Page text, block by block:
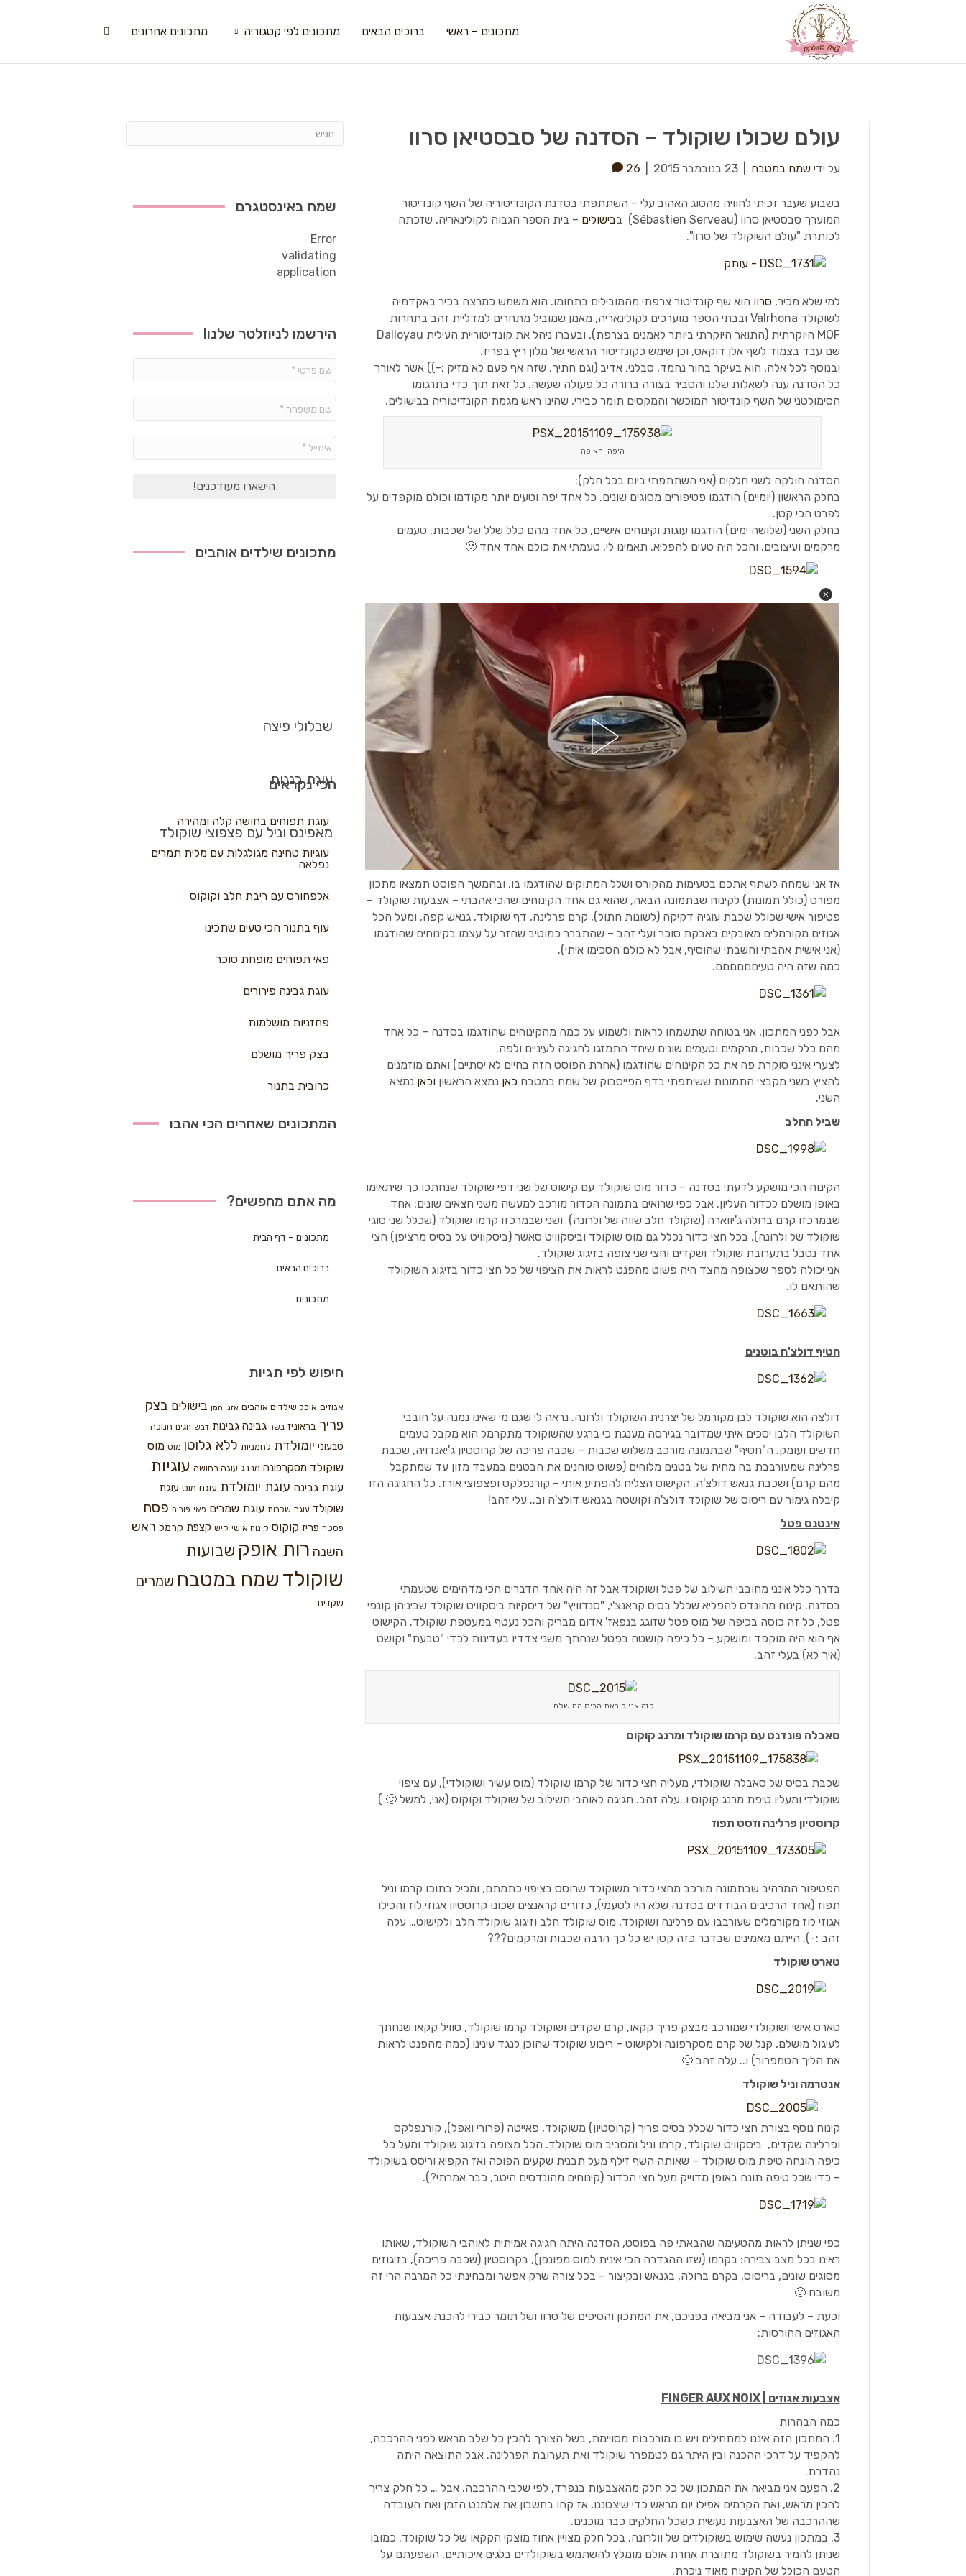
מתכונים – ראשי ברוכים הבאים מתכונים לפי קטגוריה מתכונים אחרונים
עולם שכולו שוקולד – הסדנה של סבסטיאן סרוו
על ידי שמח במטבח 23 בנובמבר 2015 26
בשבוע שעבר זכיתי לחוויה מהסוג האהוב עלי – השתתפתי בסדנת הקונדיטוריה של השף קונדיטור
המוערך סבסטיאן סרוו (Sébastien Serveau) ב
בישולים – בית הספר הגבוה לקולינאריה, שזכתה
לכותרת "עולם השוקולד של סרוו".
למי שלא מכיר, סרוו הוא שף קונדיטור צרפתי מהמובילים בתחומו. הוא משמש כמרצה בכיר באקדמיה
לשוקולד Valrhona ובבתי הספר מוערכים לקולינאריה, מאמן שמוביל מתחרים למדליית זהב בתחרות
MOF היוקרתית (התואר היוקרתי ביותר לאמנים בצרפת), ובעברו ניהל את קונדיטוריית העילית Dalloyau
שם עבד בצמוד לשף אלן דוקאס, וכן שימש כקונדיטור הראשי של מלון ריץ בפריז.
ובנוסף לכל אלה, הוא בעיקר בחור נחמד, סבלני, אדיב (וגם חתיך, שזה אף פעם לא מזיק ;-)) אשר לאורך
כל הסדנה ענה לשאלות שלנו והסביר בצורה ברורה כל פעולה שעשה. כל זאת תוך כדי בתרגומו
הסימולטני של השף קונדיטור המוכשר והמקסים תומר כבירי, שהינו ראש מגמת הקונדיטוריה בבישולים.
היפה והאופה
הסדנה חולקה לשני חלקים (אני השתתפתי ביום בכל חלק):
בחלק הראשון (יומיים) הודגמו פטיפורים מסוגים שונים. כל אחד יפה וטעים יותר מקודמו וכולם מוקפדים על
לפרט הכי קטן.
בחלק השני (שלושה ימים) הודגמו עוגות וקינוחים אישיים, כל אחד מהם כלל שלל של שכבות, טעמים
מרקמים ועיצובים. והכל היה טעים להפליא. תאמינו לי, טעמתי את כולם אחד אחד 🙂
אז אני שמחה לשתף אתכם בטעימות מהקורס ושלל המתוקים שהודגמו בו, ובהמשך הפוסט תמצאו מתכון
מפורט (כולל תמונות) לקינוח שבתמונה הבאה, שהוא גם אחד הקינוחים שהכי אהבתי – אצבעות שוקולד –
פטיפור אישי שכולל שכבת עוגיה דקיקה (לשונות חתול), קרם פרלינה, דף שוקולד, גנאש קפה, ומעל הכל
אגוזים מקורמלים מאובקים באבקת סוכר ועלי זהב – שהתברר כמוטיב שחזר על עצמו בקינוחים שהודגמו
(אני אישית אהבתי וחשבתי שהוסיף, אבל לא כולם הסכימו איתי).
כמה שזה היה טעיםםםםםם.
אבל לפני המתכון, אני בטוחה שתשמחו לראות ולשמוע על כמה מהקינוחים שהודגמו בסדנה – כל אחד
מהם כלל שכבות, מרקמים וטעמים שונים שיחד התמזגו לחגיגה לעיניים ולפה.
לצערי אינני סוקרת פה את כל הקינוחים שהודגמו (אחרת הפוסט הזה בחיים לא יסתיים) ואתם מוזמנים
להציץ בשני מקבצי התמונות ששיתפתי בדף הפייסבוק של שמח במטבחכאןנמצא הראשוןוכאן נמצא
השני.
שביל החלב
הקינוח הכי מושקע לדעתי בסדנה – כדור מוס שוקולד עם קישוט של שני דפי שוקולד שנחתכו כך שיתאימו
באופן מושלם לכדור העליון. אבל כפי שרואים בתמונה הכדור מורכב למעשה משני חצאים שונים: אחד
שבמרכזו קרם ברולה ג'יווארה (שוקולד חלב שווה של ולרונה) ושני שבמרכזו קרמו שוקולד (שכלל שני סוגי
שוקולד של ולרונה), בכל חצי כדור נכלל גם מוס שוקולד וביסקוויט סאשר (ביסקוויט על בסיס מרציפן) חצי
אחד נטבל בתערובת שוקולד ושקדים וחצי שני צופה בזיגוג שוקולד.
אני יכולה לספר שכצופה מהצד היה פשוט מהפנט לראות את הציפוי של כל חצי כדור בזיגוג השוקולד
שהותאם לו.
חטיף דולצ'ה בוטנים
דולצה הוא שוקולד לבן מקורמל של יצרנית השוקולד ולרונה. נראה לי שגם מי שאינו נמנה על חובבי
השוקולד הלבן יסכים איתי שמדובר בגירסה מענגת כי ברגע שהשוקולד מתקרמל הוא מקבל טעמים
חדשים ועומק. ה"חטיף" שבתמונה מורכב משלוש שכבות – שכבה פריכה של קרוסטיון ג'יאנדויה, שכבת
פרלינה שמעורבבת בה מחית של בטנים מלוחים (פשוט טוחנים את הבטנים במעבד מזון עד שמתקבל
מהם קרם) ושכבת גנאש דולצ'ה. הקישוט הצליח להפתיע אותי – קורנפלקס ופצפוצי אורז. כל החגיגה הזו
קיבלה גימור עם ריסוס של שוקולד דולצ'ה וקושטה בגנאש דולצ'ה וב.. עלי זהב!
אינטנס פטל
בדרך כלל אינני מחובבי השילוב של פטל ושוקולד אבל זה היה אחד הדברים הכי מדהימים שטעמתי
בסדנה. קינוח מהונדס להפליא שכלל בסיס קראנצ'י, "סנדוויץ" של דיסקיות ביסקוויט שוקולד שביניהן קונפי
פטל, כל זה כוסה בכיפה של מוס פטל שזוגג בנפאז' אדום מבריק והכל נעטף במעטפת שוקולד. הקישוט
אף הוא היה מוקפד ומושקע – כל כיפה קושטה בפטל שנחתך משני צדדיו בעדינות לכדי "טבעת" וקושט
(איך לא) בעלי זהב.
לזה אני קוראת הביס המושלם.
סאבלה פונדנט עם קרמו שוקולד ומרנג קוקוס
שכבת בסיס של סאבלה שוקולדי, מעליה חצי כדור של קרמו שוקולד (מוס עשיר ושוקולדי), עם ציפוי
שוקולדי ומעליו טיפת מרנג קוקוס ו..עלה זהב. חגיגה לאוהבי השילוב של שוקולד וקוקוס (אני, למשל 🙂 )
קרוסטיון פרלינה וזסט תפוז
הפטיפור המרהיב שבתמונה מורכב מחצי כדור משוקולד שרוסס בציפוי כתמתם, ומכיל בתוכו קרמו וניל
תפוז (אחד הרכיבים הבודדים בסדנה שלא היו לטעמי), כדורים קראנצים שכונו קרוסטיון אגוזי לוז והכילו
אגוזי לוז מקורמלים שעורבבו עם פרלינה ושוקולד, מוס שוקולד חלב וזיגוג שוקולד חלב ולקישוט… עלה
זהב :-). הייתם מאמינים שבדבר כזה קטן יש כל כך הרבה שכבות ומרקמים???
טארט שוקולד
טארט אישי ושוקולדי שמורכב מבצק פריך קקאו, קרם שקדים ושוקולד קרמו שוקולד, טוויל קקאו שנחתך
לעיגול מושלם, קנל של קרם מסקרפונה ולקישוט – ריבוע שוקולד שהוכן לנגד עינינו (כמה מהפנט לראות
את הליך הטמפרור) ו.. עלה זהב 🙂
אנטרמה וניל שוקולד
קינוח נוסף בצורת חצי כדור שכלל בסיס פריך (קרוסטיון) משוקולד, פאייטה (פרורי ואפל), קורנפלקס
ופרלינה שקדים, ביסקוויט שוקולד, קרמו וניל ומסביב מוס שוקולד. הכל מצופה בזיגוג שוקולד ומעל כל
כיפה הונחה טיפת מוס שוקולד – שאותה השף זילף מעל תבנית שקעים הפוכה ואז הקפיא וריסס בשוקולד
– כדי שכל טיפה תונח באופן מדוייק מעל חצי הכדור (קינוחים מהונדסים היטב, כבר אמרתי?).
כפי שניתן לראות מהטעימה שהבאתי פה בפוסט, הסדנה היתה חגיגה אמיתית לאוהבי השוקולד, שאותו
ראינו בכל מצב צבירה: בקרמו (שזו ההגדרה הכי אינית למוס מפונפן), בקרוסטיון (שכבה פריכה), בזיגוזים
מסוגים שונים, בריסוס, בקרם ברולה, בגנאש ובקיצור – בכל צורה שרק אפשר ומבחינתי כל המרבה הרי זה
משובח 🙂
וכעת – לעבודה – אני מביאה בפניכם, את המתכון והטיפים של סרוו ושל תומר כבירי להכנת אצבעות
האגוזים ההורסות:
אצבעות אגוזים | FINGER AUX NOIX
כמה הבהרות
1. המתכון הזה איננו למתחילים ויש בו מורכבות מסויימת, בשל הצורך להכין כל שלב מראש לפני ההרכבה,
להקפיד על דרכי ההכנה ובין היתר גם לטמפרר שוקולד ואת תערובת הפרלינה. אבל התוצאה היתה
נהדרת.
2. הפעם אני מביאה את המתכון של כל חלק מהאצבעות בנפרד, לפי שלבי ההרכבה. אבל … כל חלק צריך
להכין מראש, ואת הקרמים אפילו יום מראש כדי שיצטננו, אז קחו בחשבון את אלמנט הזמן ואת העובדה
שההרכבה של האצבעות נעשית כשכל החלקים כבר מוכנים.
3. במתכון נעשה שימוש בשוקולדים של וולרונה. בכל חלק מצויין אחוז מוצקי הקקאו של כל שוקולד. כמובן
שניתן להמיר בשוקולד מתוצרת אחרת אולם מומלץ להשתמש בשוקולדים בלגים איכותיים, השפעתם על
הטעם הכולל של הקינוח מאוד ניכרת.
שמח באינסטגרם
Error
validating
application
הירשמו לניוזלטר שלנו!
פרטי
משפחה
*
מתכונים שילדים אוהבים
שבלולי פיצה
עוגת בננות
מאפינס וניל עם פצפוצי שוקולד
הכי נקראים
עוגת תפוחים בחושה קלה ומהירה
עוגיות טחינה מגולגלות עם מלית תמרים
נפלאה
אלפחורס עם ריבת חלב וקוקוס
עוף בתנור הכי טעים שתכינו
פאי תפוחים מופחת סוכר
עוגת גבינה פירורים
פחזניות מושלמות
בצק פריך מושלם
כרובית בתנור
המתכונים שאחרים הכי אהבו
מה אתם מחפשים?
מתכונים – דף הבית
ברוכים הבאים
מתכונים
חיפוש לפי תגיות
אגוזים אוכל שילדים אוהבים אזני המן בישולים בצק
פריך בראוניז בשר גבינה גבינות דבש חגים חנוכה
טבעוני יומולדת לחמניות ללא גלוטן מוס מוס
שוקולד מסקרפונה מרנג עוגה בחושה עוגיות
עוגת גבינה עוגת יומולדת עוגת מוס עוגת
שוקולד עוגת שכבות עוגת שמרים פאי פורים פסח
פסטה פריז קוקוס קינוח אישי קיש קצפת קרמל ראש
השנה רות אופק שבועות
שוקולד שמח במטבח שמרים
שקדים